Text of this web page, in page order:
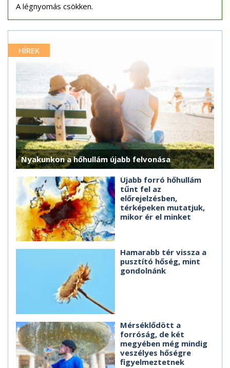
A légnyomás csökken.
HÍREK
Nyakunkon a hőhullám újabb felvonása
Újabb forró hőhullám
tűnt fel az
előrejelzésben,
térképeken mutatjuk,
mikor ér el minket
Hamarabb tér vissza a
pusztító hőség, mint
gondolnánk
Mérséklődött a
forróság, de két
megyében még mindig
veszélyes hőségre
figyelmeztetnek